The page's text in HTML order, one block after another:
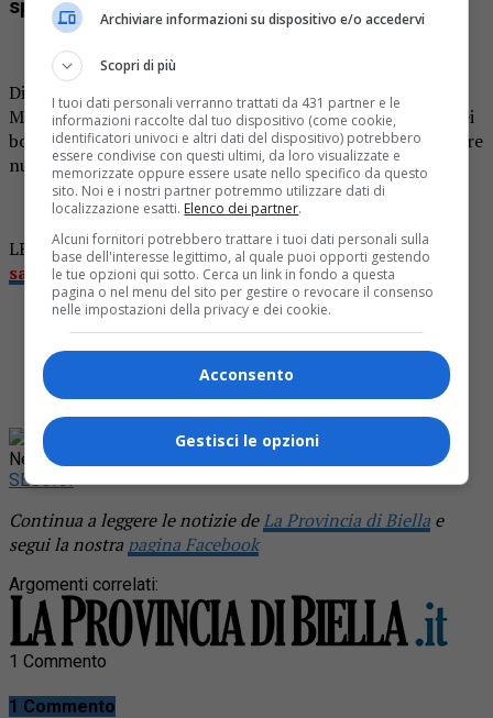
spacciatori
Diverse segnalazioni da parte di cittadini nella zona di
Muzzano. Probabile zona di spaccio di droga nella zona dei
boschi. I carabinieri hanno pattugliato la zona senza notare
nulla di particolare.
LEGGI ANCHE:Spaccio di droga nei boschi vicino al
santuario di Oropa
Rimani aggiornato seguendoci su Google
News!
SEGUICI
Continua a leggere le notizie deLa Provincia di Biella e
segui la nostra pagina Facebook
Argomenti correlati:
1 Commento
1 Commento
Archiviare informazioni su dispositivo e/o accedervi
Scopri di più
I tuoi dati personali verranno trattati da 431 partner e le
informazioni raccolte dal tuo dispositivo (come cookie,
identificatori univoci e altri dati del dispositivo) potrebbero
essere condivise con questi ultimi, da loro visualizzate e
memorizzate oppure essere usate nello specifico da questo
sito. Noi e i nostri partner potremmo utilizzare dati di
localizzazione esatti. Elenco dei partner.
Alcuni fornitori potrebbero trattare i tuoi dati personali sulla
base dell'interesse legittimo, al quale puoi opporti gestendo
le tue opzioni qui sotto. Cerca un link in fondo a questa
pagina o nel menu del sito per gestire o revocare il consenso
nelle impostazioni della privacy e dei cookie.
Acconsento
Gestisci le opzioni